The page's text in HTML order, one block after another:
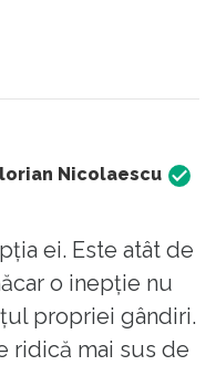
Nicolaescu
ei. Este atât de
o inepție nu
propriei gândiri.
ridică mai sus de